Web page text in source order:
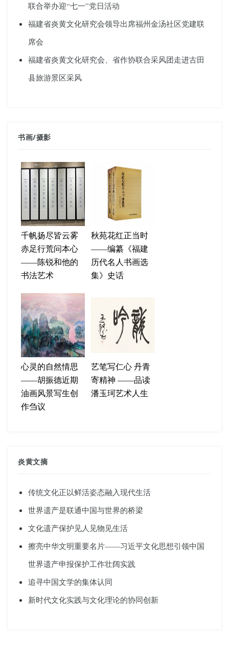
联合举办迎“七一”党日活动
福建省炎黄文化研究会领导出席福州金汤社区党建联
席会
福建省炎黄文化研究会、省作协联合采风团走进古田
县旅游景区采风
书画/摄影
千帆扬尽皆云雾
赤足行荒问本心
——陈锐和他的
书法艺术
秋苑花红正当时
——编纂《福建
历代名人书画选
集》史话
心灵的自然情思
——胡振德近期
油画风景写生创
作刍议
艺笔写仁心 丹青
寄精神 ——品读
潘玉珂艺术人生
炎黄文摘
传统文化正以鲜活姿态融入现代生活
世界遗产是联通中国与世界的桥梁
文化遗产保护见人见物见生活
擦亮中华文明重要名片——习近平文化思想引领中国
世界遗产申报保护工作壮阔实践
追寻中国文学的集体认同
新时代文化实践与文化理论的协同创新